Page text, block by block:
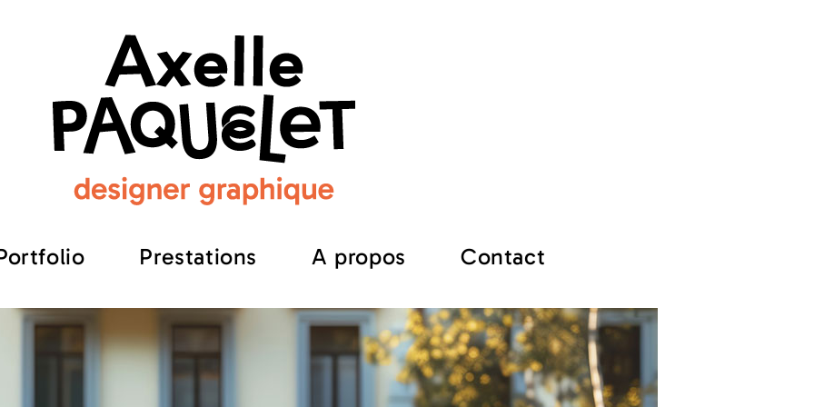
Prestations A propos Contact
Portfolio Prestations A propos Contact